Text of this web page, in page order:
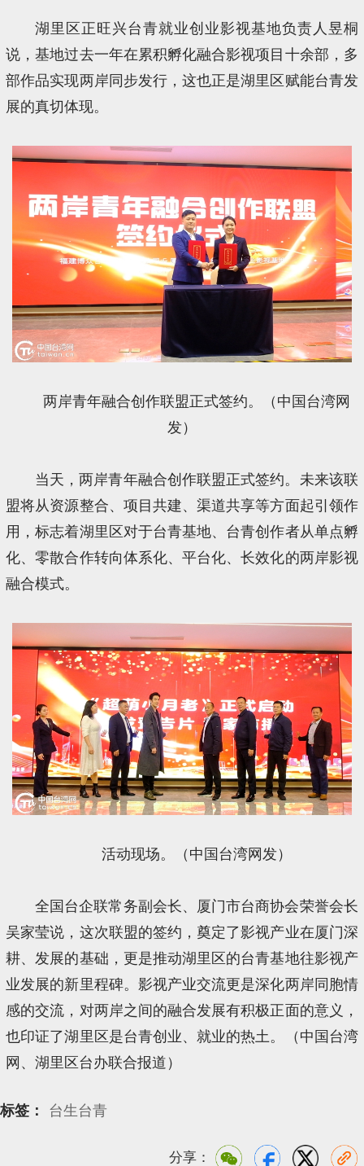
湖里区正旺兴台青就业创业影视基地负责人昱桐
说，基地过去一年在累积孵化融合影视项目十余部，多
部作品实现两岸同步发行，这也正是湖里区赋能台青发
展的真切体现。
两岸青年融合创作联盟正式签约。（中国台湾网
发）
当天，两岸青年融合创作联盟正式签约。未来该联
盟将从资源整合、项目共建、渠道共享等方面起引领作
用，标志着湖里区对于台青基地、台青创作者从单点孵
化、零散合作转向体系化、平台化、长效化的两岸影视
融合模式。
活动现场。（中国台湾网发）
全国台企联常务副会长、厦门市台商协会荣誉会长
吴家莹说，这次联盟的签约，奠定了影视产业在厦门深
耕、发展的基础，更是推动湖里区的台青基地往影视产
业发展的新里程碑。影视产业交流更是深化两岸同胞情
感的交流，对两岸之间的融合发展有积极正面的意义，
也印证了湖里区是台青创业、就业的热土。（中国台湾
网、湖里区台办联合报道）
标签： 台生台青
分享：